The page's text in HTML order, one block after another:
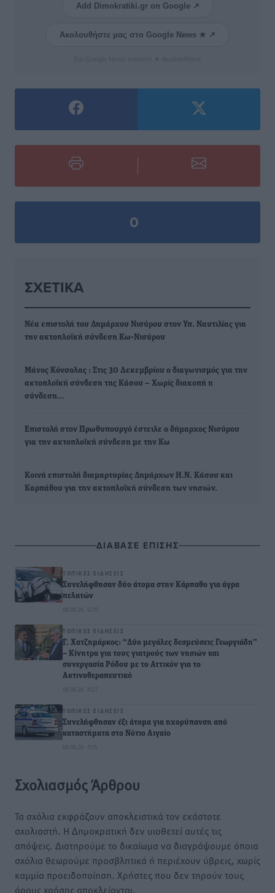
Add Dimokratiki.gr on Google ↗
Ακολουθήστε μας στο Google News ★ ↗
0
ΣΧΕΤΙΚΆ
Νέα επιστολή του Δημάρχου Νισύρου στον Υπ. Ναυτιλίας για
την ακτοπλοϊκή σύνδεση Κω-Νισύρου
Μάνος Κόνσολας : Στις 30 Δεκεμβρίου ο διαγωνισμός για την
ακτοπλοϊκή σύνδεση της Κάσου – Χωρίς διακοπή η
σύνδεση…
Επιστολή στον Πρωθυπουργό έστειλε ο δήμαρχος Νισύρου
για την ακτοπλοϊκή σύνδεση με την Κω
Κοινή επιστολή διαμαρτυρίας Δημάρχων Η.Ν. Κάσου και
Καρπάθου για την ακτοπλοϊκή σύνδεση των νησιών.
ΔΙΑΒΑΣΕ ΕΠΙΣΗΣ
ΤΟΠΙΚΈΣ ΕΙΔΉΣΕΙΣ
Συνελήφθησαν δύο άτομα στην Κάρπαθο για άγρα
πελατών
08.08.26 · 12:15
ΤΟΠΙΚΈΣ ΕΙΔΉΣΕΙΣ
Γ. Χατζημάρκος: “Δύο μεγάλες δεσμεύσεις Γεωργιάδη”
– Κίνητρα για τους γιατρούς των νησιών και
συνεργασία Ρόδου με το Αττικόν για το
Ακτινοθεραπευτικό
08.08.26 · 11:27
ΤΟΠΙΚΈΣ ΕΙΔΉΣΕΙΣ
Συνελήφθησαν έξι άτομα για ηχορύπανση από
καταστήματα στο Νότιο Αιγαίο
08.08.26 · 11:15
Σχολιασμός Άρθρου
Τα σχόλια εκφράζουν αποκλειστικά τον εκάστοτε
σχολιαστή. Η Δημοκρατική δεν υιοθετεί αυτές τις
απόψεις. Διατηρούμε το δικαίωμα να διαγράψουμε όποια
σχόλια θεωρούμε προσβλητικά ή περιέχουν ύβρεις, χωρίς
καμμία προειδοποίηση. Χρήστες που δεν τηρούν τους
όρους χρήσης αποκλείονται.